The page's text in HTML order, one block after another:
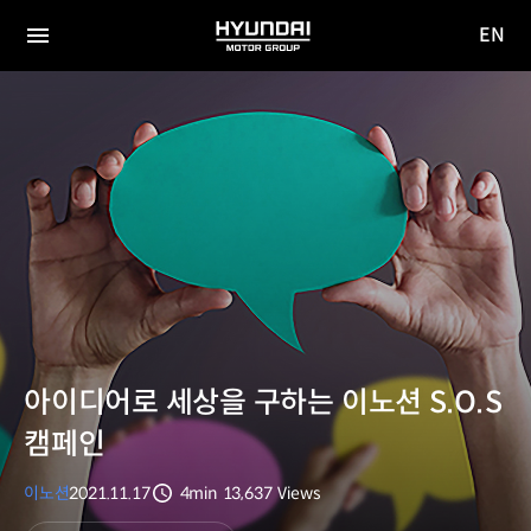
전체
HYUNDAI
MOTOR
EN
아이디어로 세상을 구하는 이노션 S.O.S
캠페인
이노션2021.11.17
4min
조회수
13,637 Views